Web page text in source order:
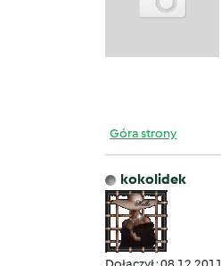
Góra strony
kokolidek